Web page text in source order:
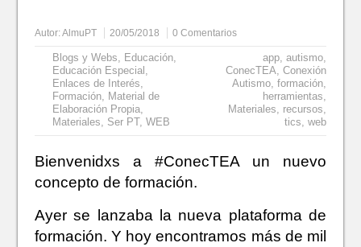
Autor:AlmuPT 20/05/2018 0 Comentarios
Blogs y Webs, Educación,
Educación Especial ,
Enlaces de Interés,
Formación, Material de
Elaboración Propia,
Materiales, Ser PT, WEB
app,autismo,
ConecTEA,Conexión
Autismo,formación,
herramientas,
Materiales, recursos,
tics,web
Bienvenidxs a #ConecTEA un nuevo
concepto de formación.
Ayer se lanzaba la nueva plataforma de
formación. Y hoy encontramos más de mil